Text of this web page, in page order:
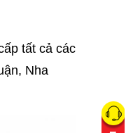
tất cả các
Nha